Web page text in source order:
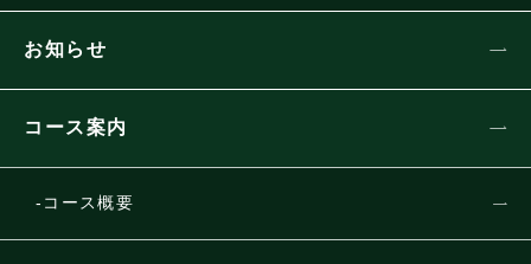
お知らせ
コース案内
コース概要